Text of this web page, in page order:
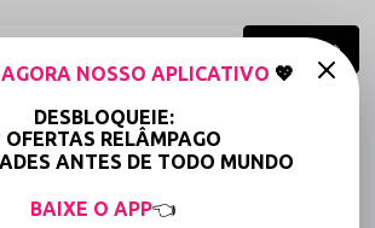
grátis a partir de R$149,90 (Varejo)*
Até 6x Sem Juros (Varejo)
NOSSO APLICATIVO 💖
DESBLOQUEIE:
OFERTAS RELÂMPAGO
ANTES DE TODO MUNDO
BAIXE O APP👈